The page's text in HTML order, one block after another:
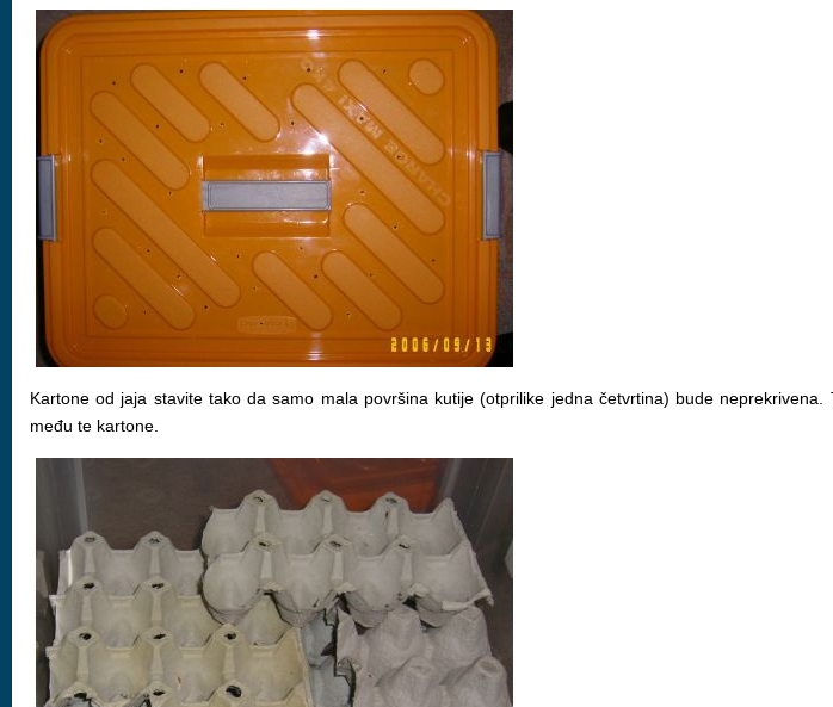
Kartone od jaja stavite tako da samo mala površina kutije (otprilike jedna četvrtina) bude
među te kartone.